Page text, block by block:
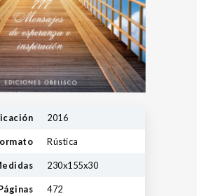
2016
Rústica
230x155x30
472